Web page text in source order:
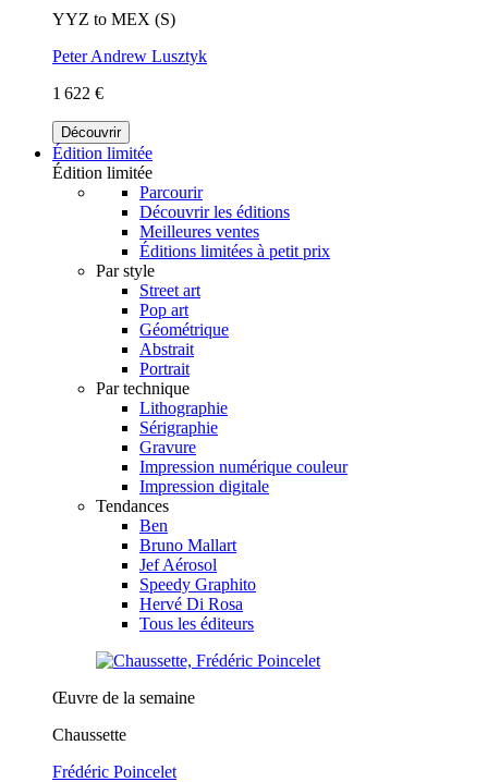
YYZ to MEX (S)
Peter Andrew Lusztyk
1 622 €
Découvrir
Édition limitée
Édition limitée
Parcourir
Découvrir les éditions
Meilleures ventes
Éditions limitées à petit prix
Par style
Street art
Pop art
Géométrique
Abstrait
Portrait
Par technique
Lithographie
Sérigraphie
Gravure
Impression numérique couleur
Impression digitale
Tendances
Ben
Bruno Mallart
Jef Aérosol
Speedy Graphito
Hervé Di Rosa
Tous les éditeurs
Œuvre de la semaine
Chaussette
Frédéric Poincelet